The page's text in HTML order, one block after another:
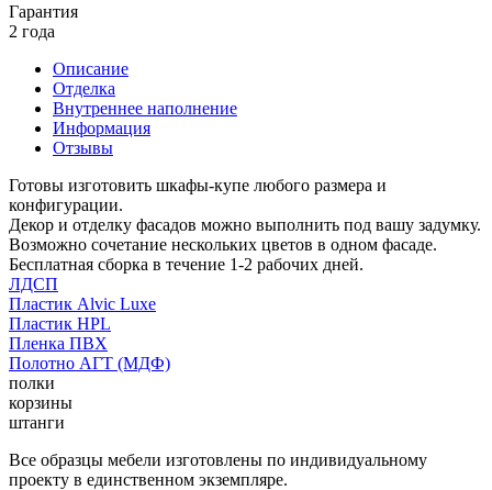
Гарантия
2 года
Описание
Отделка
Внутреннее наполнение
Информация
Отзывы
Готовы изготовить шкафы-купе любого размера и
конфигурации.
Декор и отделку фасадов можно выполнить под вашу задумку.
Возможно сочетание нескольких цветов в одном фасаде.
Бесплатная сборка в течение 1-2 рабочих дней.
ЛДСП
Пластик Alvic Luxe
Пластик HPL
Пленка ПВХ
Полотно АГТ (МДФ)
полки
корзины
штанги
Все образцы мебели изготовлены по индивидуальному
проекту в единственном экземпляре.